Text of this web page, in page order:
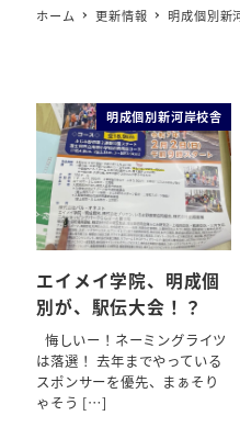
ホーム 更新情報 明成個別新
明成個別新河岸校舎
エイメイ学院、明成個
別が、駅伝大会！？
悔しいー！ネーミングライツ
は落選！ 去年までやっている
スポンサーを優先、まぁそり
ゃそう […]